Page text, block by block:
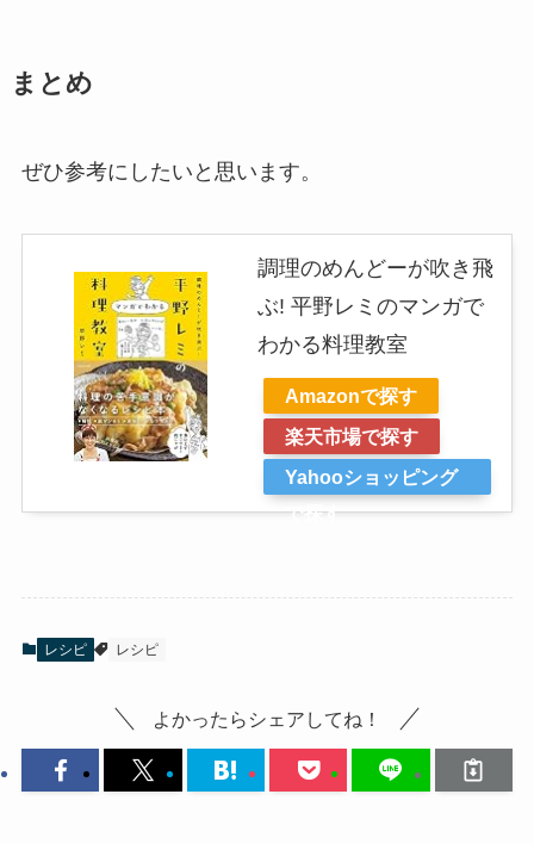
まとめ
ぜひ参考にしたいと思います。
調理のめんどーが吹き飛
ぶ! 平野レミのマンガで
わかる料理教室
Amazonで探す
楽天市場で探す
Yahooショッピング
で探す
レシピ レシピ
よかったらシェアしてね！